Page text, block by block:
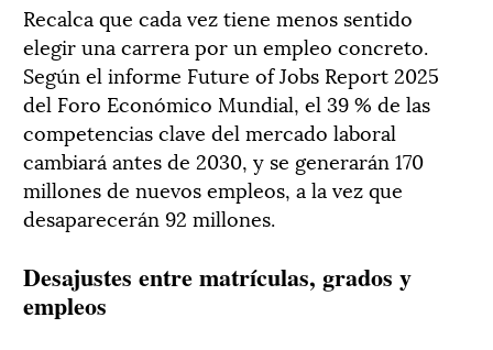
Recalca que cada vez tiene menos sentido
elegir una carrera por un empleo concreto.
Según el informe Future of Jobs Report 2025
del Foro Económico Mundial, el 39 % de las
competencias clave del mercado laboral
cambiará antes de 2030, y se generarán 170
millones de nuevos empleos, a la vez que
desaparecerán 92 millones.
Desajustes entre matrículas, grados y
empleos